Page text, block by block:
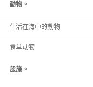
動物。
生活在海中的動物
食草动物
設施。